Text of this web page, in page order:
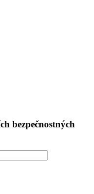
bezpečnostných